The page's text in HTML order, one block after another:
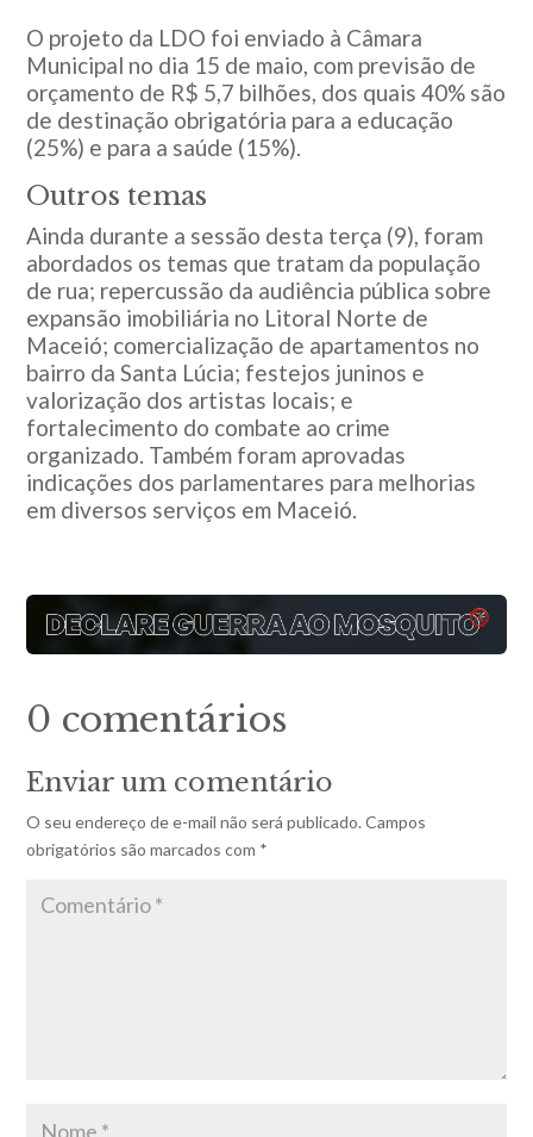
O projeto da LDO foi enviado à Câmara
Municipal no dia 15 de maio, com previsão de
orçamento de R$ 5,7 bilhões, dos quais 40% são
de destinação obrigatória para a educação
(25%) e para a saúde (15%).
Outros temas
Ainda durante a sessão desta terça (9), foram
abordados os temas que tratam da população
de rua; repercussão da audiência pública sobre
expansão imobiliária no Litoral Norte de
Maceió; comercialização de apartamentos no
bairro da Santa Lúcia; festejos juninos e
valorização dos artistas locais; e
fortalecimento do combate ao crime
organizado. Também foram aprovadas
indicações dos parlamentares para melhorias
em diversos serviços em Maceió.
0 comentários
Enviar um comentário
O seu endereço de e-mail não será publicado. Campos
obrigatórios são marcados com *